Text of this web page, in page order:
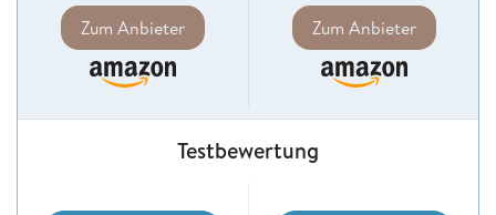
Zum Anbieter Zum Anbieter
Testbewertung